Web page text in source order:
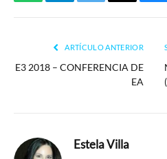
ARTÍCULO ANTERIOR
E3 2018 – CONFERENCIA DE
EA
Estela Villa